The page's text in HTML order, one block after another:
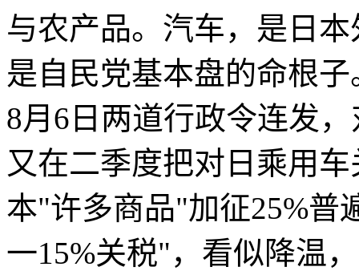
与农产品。汽车，是日
是自民党基本盘的命根
8月6日两道行政令连发
又在二季度把对日乘用
本"许多商品"加征25%普
一15%关税"，看似降温